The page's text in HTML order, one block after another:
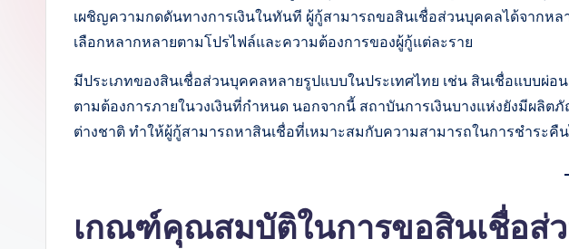
เผชิญความกดดันทางการเงินในทันที ผู้กู้สามารถขอสินเชื่อส่วนบุคคลได้จาก
เลือกหลากหลายตามโปรไฟล์และความต้องการของผู้กู้แต่ละราย
มีประเภทของสินเชื่อส่วนบุคคลหลายรูปแบบในประเทศไทย เช่น สินเชื่อแบบผ่อ
ตามต้องการภายในวงเงินที่กำหนด นอกจากนี้ สถาบันการเงินบางแห่งยังมีผลิ
ต่างชาติ ทำให้ผู้กู้สามารถหาสินเชื่อที่เหมาะสมกับความสามารถในการชำระคื
เกณฑ์คุณสมบัติในการขอสินเชื่อส่